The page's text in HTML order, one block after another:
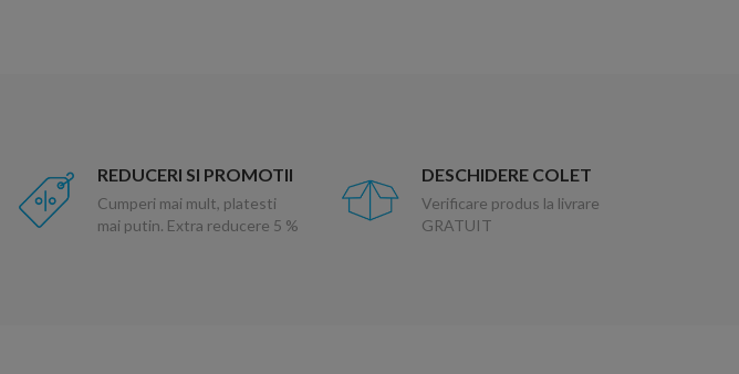
REDUCERI SI PROMOTII
Cumperi mai mult, platesti
mai putin. Extra reducere 5 %
DESCHIDERE COLET
Verificare produs la livrare
GRATUIT